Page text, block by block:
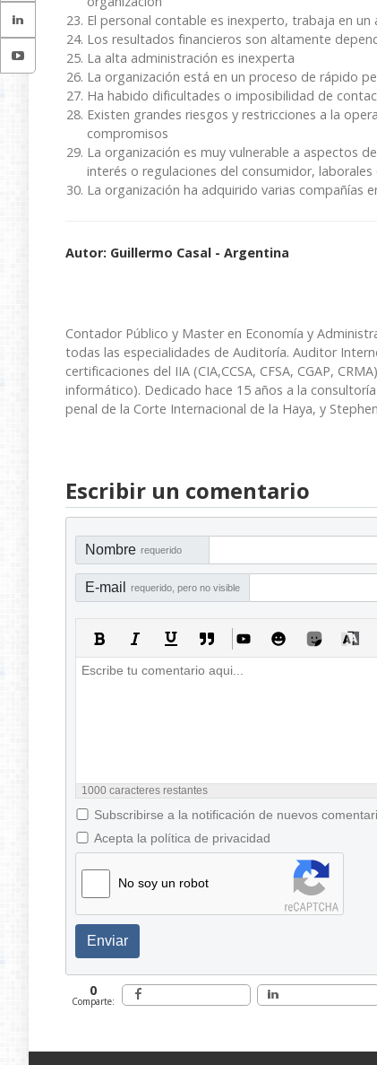
El personal contable es inexperto, trabaja en
Los resultados financieros son altamente
La alta administración es inexperta
La organización está en un proceso de rápido
Ha habido dificultades o imposibilidad de
Existen grandes riesgos y restricciones a la
compromisos
La organización es muy vulnerable a aspectos
interés o regulaciones del consumidor,
La organización ha adquirido varias compañías
Autor: Guillermo Casal - Argentina
Contador Público y Master en Economía y
todas las especialidades de Auditoría. Auditor
certificaciones del IIA (CIA,CCSA, CFSA, CGAP,
informático). Dedicado hace 15 años a la
penal de la Corte Internacional de la Haya, y
Escribir un comentario
Nombre requerido
E-mail requerido, pero no visible
1000 caracteres restantes
Subscribirse a la notificación de nuevos
Acepta la política de privacidad
No soy un robot
Enviar
0
Comparte: